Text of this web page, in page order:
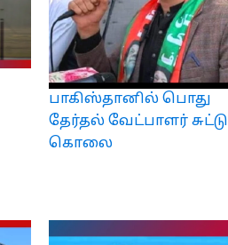
பாகிஸ்தானில் பொது
தேர்தல் வேட்பாளர் சுட்டு
கொலை